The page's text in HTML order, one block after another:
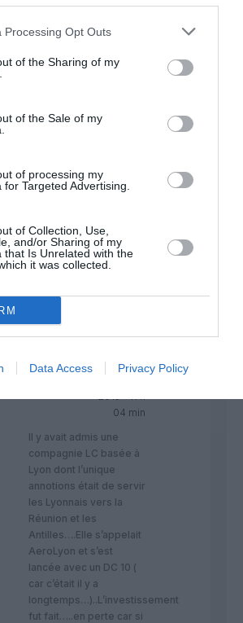
Processing Opt Outs
of the Sharing of my
of the Sale of my
of processing my
Targeted Advertising.
of Collection, Use,
and/or Sharing of my
that Is Unrelated with the
it was collected.
Data Access Privacy Policy
Réunion. Depuis que Corsair et
plateforme, la communauté
réunionnaise et les touristes
XL Airways qui ne propose qu’un
vol par semaine avec des avions
n’exagère pas (29 pouces chez
XL contre 30 pouces chez
avec des tarifs souvent
équivalent à celui de ses
concurrentes.
The Joke
04 min
Il y avait admis une
compagnie LC basée à
Lyon dont l’unique
annotions était de servir
les Lyonnais vers la
Réunion et les
Antilles….Elle s’appelait
AeroLyon et s’est
lancée avec un DC 10 (
car c’était il y a
longtemps…)..L’investissement
fut fait…..en perte car si